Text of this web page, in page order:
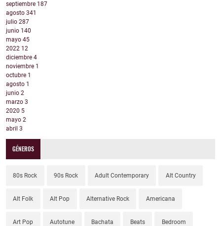
septiembre 187
agosto 341
julio 287
junio 140
mayo 45
2022 12
diciembre 4
noviembre 1
octubre 1
agosto 1
junio 2
marzo 3
2020 5
mayo 2
abril 3
GÉNEROS
80s Rock 90s Rock Adult Contemporary Alt Country
Alt Folk Alt Pop Alternative Rock Americana
Art Pop Autotune Bachata Beats Bedroom